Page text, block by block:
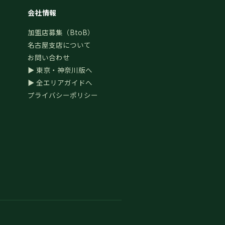
会社情報
加盟店募集（BtoB）
名古屋支店について
お問い合わせ
▶ 東京・神奈川版へ
▶ 全エリアガイドへ
プライバシーポリシー